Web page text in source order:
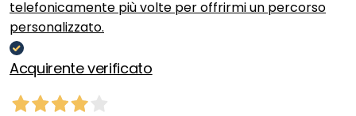
telefonicamente più volte per offrirmi un percorso
personalizzato.
Acquirente verificato